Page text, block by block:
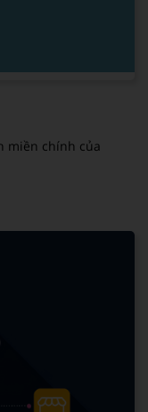
miền chính của